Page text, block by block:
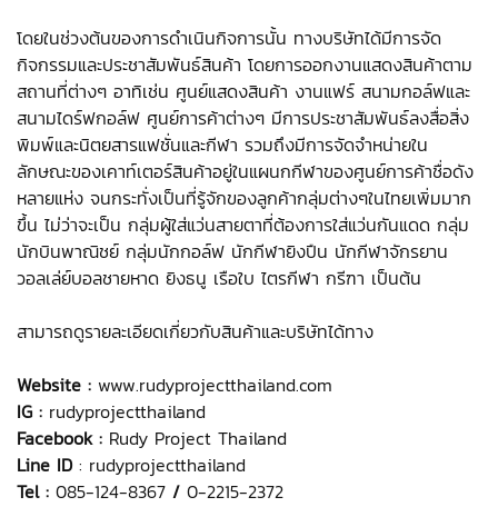
โดยในช่วงต้นของการดำเนินกิจการนั้น ทางบริษัทได้มีการจัด
กิจกรรมและประชาสัมพันธ์สินค้า โดยการออกงานแสดงสินค้าตาม
สถานที่ต่างๆ อาทิเช่น ศูนย์แสดงสินค้า งานแฟร์ สนามกอล์ฟและ
สนามไดร์ฟกอล์ฟ ศูนย์การค้าต่างๆ มีการประชาสัมพันธ์ลงสื่อสิ่ง
พิมพ์และนิตยสารแฟชั่นและกีฬา รวมถึงมีการจัดจำหน่ายใน
ลักษณะของเคาท์เตอร์สินค้าอยู่ในแผนกกีฬาของศูนย์การค้าชื่อดัง
หลายแห่ง จนกระทั่งเป็นที่รู้จักของลูกค้ากลุ่มต่างๆในไทยเพิ่มมาก
ขึ้น ไม่ว่าจะเป็น กลุ่มผู้ใส่แว่นสายตาที่ต้องการใส่แว่นกันแดด กลุ่ม
นักบินพาณิชย์ กลุ่มนักกอล์ฟ นักกีฬายิงปืน นักกีฬาจักรยาน
วอลเล่ย์บอลชายหาด ยิงธนู เรือใบ ไตรกีฬา กรีฑา เป็นต้น
สามารถดูรายละเอียดเกี่ยวกับสินค้าและบริษัทได้ทาง
Website : www.rudyprojectthailand.com
IG : rudyprojectthailand
Facebook : Rudy Project Thailand
Line ID: rudyprojectthailand
Tel : 085-124-8367 / 0-2215-2372